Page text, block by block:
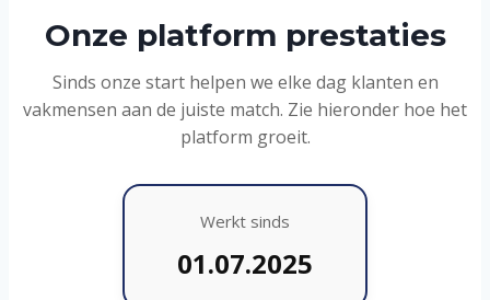
Onze platform prestaties
Sinds onze start helpen we elke dag klanten en
vakmensen aan de juiste match. Zie hieronder hoe het
platform groeit.
Werkt sinds
01.07.2025